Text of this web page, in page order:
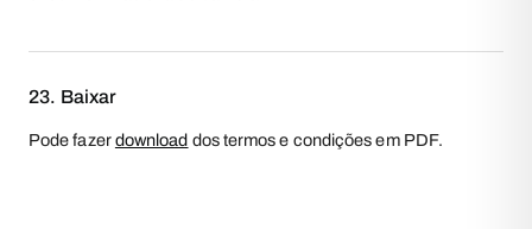
23. Baixar
Pode fazerdownload dos termos e condições em PDF.